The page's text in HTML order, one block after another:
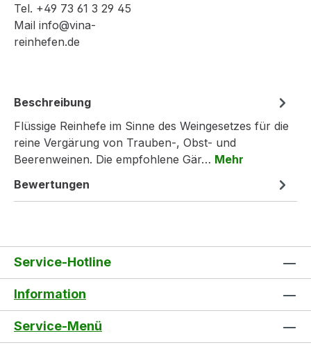
Tel. +49 73 61 3 29 45
Mail info@vina-
reinhefen.de
Beschreibung
Flüssige Reinhefe im Sinne des Weingesetzes für die
reine Vergärung von Trauben-, Obst- und
Beerenweinen. Die empfohlene Gär… Mehr
Bewertungen
Service-Hotline
Information
Service-Menü